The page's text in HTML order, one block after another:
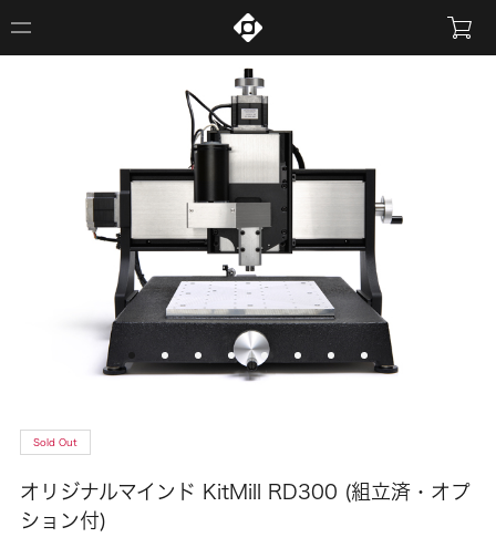
Sold Out
オリジナルマインド KitMill RD300 (組立済・オプ
ション付)